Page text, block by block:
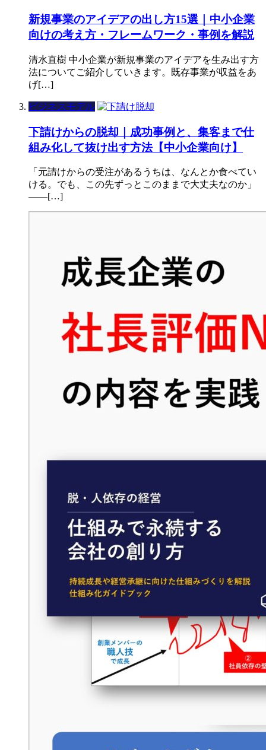
新規事業のアイデアの出し方15選｜中小企業
向けの考え方・フレームワーク・事例を解説
清水直樹 中小企業が新規事業のアイデアを生み出す方
法についてご紹介していきます。既存事業が収益をあ
げ[…]
ビジネスモデル
下請けからの脱却｜成功事例と、集客まで仕
組み化して抜け出す方法【中小企業向け】
「元請けからの受注があるうちは、なんとか食べてい
ける。でも、この先ずっとこのままで大丈夫なのか」
——[…]